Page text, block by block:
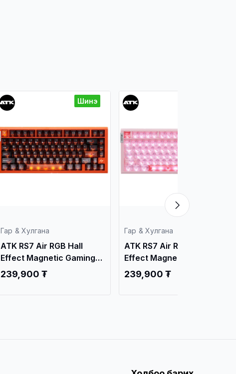
Шинэ
Гар & Хулгана
ATK RS7 Air RGB Hall
Effect Magnetic Gaming
Keyboard Pink
239,900 ₮
ATK RS7 Air RGB Hall
Effect Magnetic Gaming
Keyboard White
239,900 ₮